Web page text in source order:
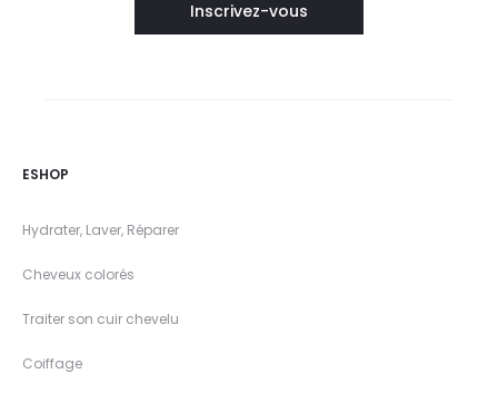
ESHOP
Hydrater, Laver, Réparer
Cheveux colorés
Traiter son cuir chevelu
Coiffage